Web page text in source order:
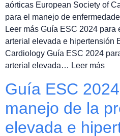
aórticas European Society of
para el manejo de
Leer más Guía ESC 2024 para
arterial elevada e hipertensión
Cardiology Guía ESC 2024
arterial elevada… Leer más
Guía ESC
manejo de la
elevada e